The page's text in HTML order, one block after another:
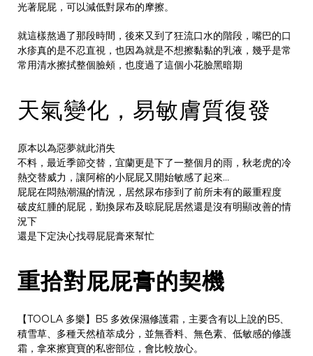
光著屁屁，可以減低對尿布的摩擦。
就這樣熬過了那段時間，後來又到了狂流口水的階段，嘴巴的口
水疹真的是不忍直視，也因為就是不想擦黏黏的乳液，幾乎是常
常用清水擦拭整個臉頰，也度過了這個小花臉黑暗期
天氣變化，易敏膚質復發
原本以為惡夢就此消失
不料，最近季節交替，宜蘭更是下了一整個月的雨，秋老虎的冷
熱交替威力，讓阿榕的小屁屁又開始敏感了起來…
屁屁在悶熱潮濕的情況，居然尿布疹到了前所未有的嚴重程度
破皮紅腫的屁屁，勤換尿布及晾屁屁居然還是沒有明顯改善的情
況下
還是下定決心找尋屁屁膏來幫忙
重拾對屁屁膏的契機
【TOOLA 多樂】B5 多效保濕修護霜，主要含有以上說的B5、
積雪草、多種天然植萃成分，並無香料、無色素、低敏感的修護
霜，拿來擦寶寶的私密部位，會比較放心。